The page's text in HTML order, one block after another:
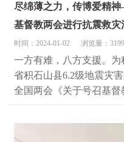
尽绵薄之力，传博爱精
基督教两会进行抗震救灾
时间：2024-01-02 浏览量：3199
一方有难，八方支援。
省积石山县6.2级地震灾
全国两会《关于号召基督